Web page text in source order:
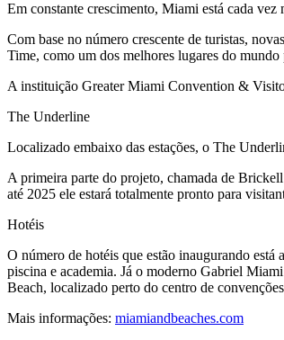
Em constante crescimento, Miami está cada
Com base no número crescente de turistas,
Time, como um dos melhores lugares do mundo
A instituição Greater Miami Convention &
The Underline
Localizado embaixo das estações, o The
A primeira parte do projeto, chamada de
até 2025 ele estará totalmente pronto para
Hotéis
O número de hotéis que estão inaugurando
piscina e academia. Já o moderno Gabriel
Beach, localizado perto do centro de
Mais informações: miamiandbeaches.com